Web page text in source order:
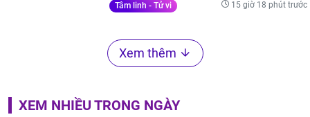
Tâm linh - Tử vi 15 giờ 18 phút trước
Xem thêm
XEM NHIỀU TRONG NGÀY